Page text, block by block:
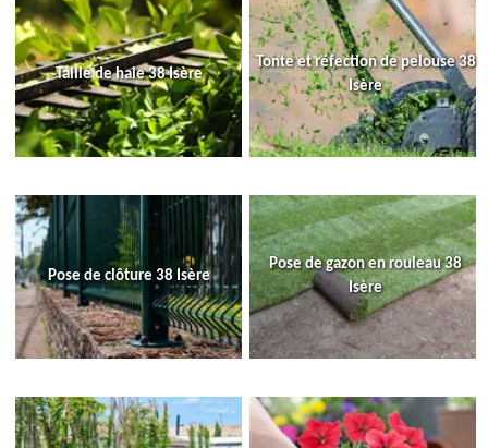
Taille de haie 38 Isère
Tonte et réfection de pelouse 38
Isère
Pose de clôture 38 Isère
Pose de gazon en rouleau 38
Isère